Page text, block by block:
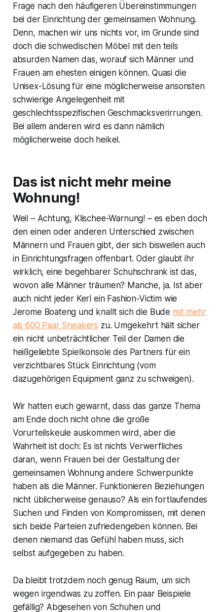
Frage nach den häufigeren Übereinstimmungen
bei der Einrichtung der gemeinsamen Wohnung.
Denn, machen wir uns nichts vor, im Grunde sind
doch die schwedischen Möbel mit den teils
absurden Namen das, worauf sich Männer und
Frauen am ehesten einigen können. Quasi die
Unisex-Lösung für eine möglicherweise ansonsten
schwierige Angelegenheit mit
geschlechtsspezifischen Geschmacksverirrungen.
Bei allem anderen wird es dann nämlich
möglicherweise doch heikel.
Das ist nicht mehr meine
Wohnung!
Weil – Achtung, Klischee-Warnung! – es eben doch
den einen oder anderen Unterschied zwischen
Männern und Frauen gibt, der sich bisweilen auch
in Einrichtungsfragen offenbart. Oder glaubt ihr
wirklich, eine begehbarer Schuhschrank ist das,
wovon alle Männer träumen? Manche, ja. Ist aber
auch nicht jeder Kerl ein Fashion-Victim wie
Jerome Boateng und knallt sich die Bude mit mehr
als 600 Paar Sneakers zu. Umgekehrt hält sicher
ein nicht unbeträchtlicher Teil der Damen die
heißgeliebte Spielkonsole des Partners für ein
verzichtbares Stück Einrichtung (vom
dazugehörigen Equipment ganz zu schweigen).
Wir hatten euch gewarnt, dass das ganze Thema
am Ende doch nicht ohne die große
Vorurteilskeule auskommen wird, aber die
Wahrheit ist doch: Es ist nichts Verwerfliches
daran, wenn Frauen bei der Gestaltung der
gemeinsamen Wohnung andere Schwerpunkte
haben als die Männer. Funktionieren Beziehungen
nicht üblicherweise genauso? Als ein fortlaufendes
Suchen und Finden von Kompromissen, mit denen
sich beide Parteien zufriedengeben können. Bei
denen niemand das Gefühl haben muss, sich
selbst aufgegeben zu haben.
Da bleibt trotzdem noch genug Raum, um sich
wegen irgendwas zu zoffen. Ein paar Beispiele
gefällig? Abgesehen von Schuhen und